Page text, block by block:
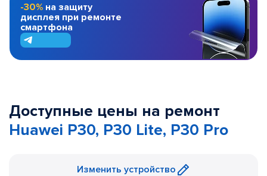
-30% на защиту
дисплея при ремонте
смартфона
Доступные цены на ремонт
Huawei P30, P30 Lite, P30 Pro
Изменить устройство